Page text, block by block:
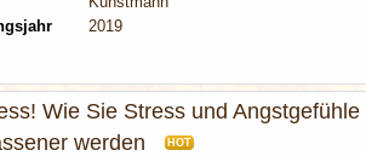
2019
Wie Sie Stress und Angstgefühle
werden
HOT